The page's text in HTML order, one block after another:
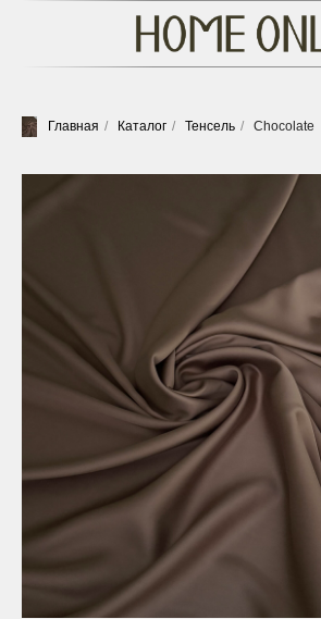
Главная / Каталог / Тенсель / Chocolate